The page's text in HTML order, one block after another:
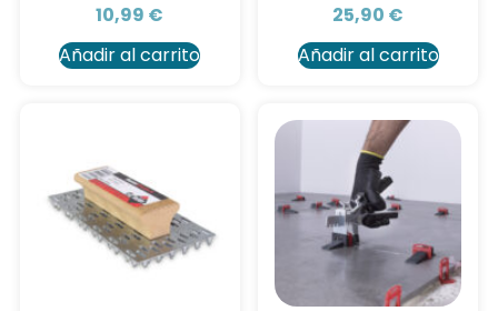
10,99 €
Añadir al carrito
25,90 €
Añadir al carrito